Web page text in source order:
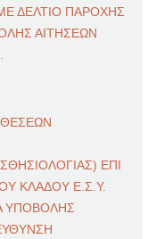
ΔΕΛΤΙΟ ΠΑΡΟΧΗΣ
ΑΙΤΗΣΕΩΝ
ΕΠΙ
ΚΛΑΔΟΥ Ε.Σ.Υ.
ΥΠΟΒΟΛΗΣ